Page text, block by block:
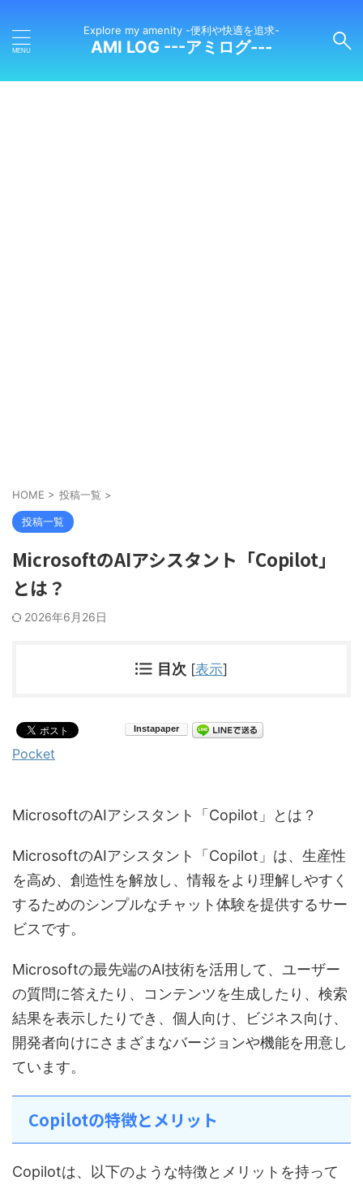
Explore my amenity -便利や快適を追求-
AMI LOG ---アミログ---
HOME > 投稿一覧 >
投稿一覧
MicrosoftのAIアシスタント「Copilot」
とは？
2026年6月26日
目次 [表示]
Pocket
MicrosoftのAIアシスタント「Copilot」とは？
MicrosoftのAIアシスタント「Copilot」は、生産性
を高め、創造性を解放し、情報をより理解しやすく
するためのシンプルなチャット体験を提供するサー
ビスです。
Microsoftの最先端のAI技術を活用して、ユーザー
の質問に答えたり、コンテンツを生成したり、検索
結果を表示したりでき、個人向け、ビジネス向け、
開発者向けにさまざまなバージョンや機能を用意し
ています。
Copilotの特徴とメリット
Copilotは、以下のような特徴とメリットを持って